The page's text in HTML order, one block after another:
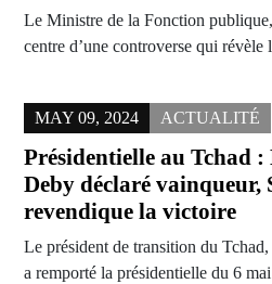
Le Ministre de la Fonction
centre d’une controverse qui
MAY 09, 2024 ACTUALITÉ
Présidentielle au Tchad
Deby déclaré vainqueur,
revendique la victoire
Le président de transition du
a remporté la présidentielle du 6